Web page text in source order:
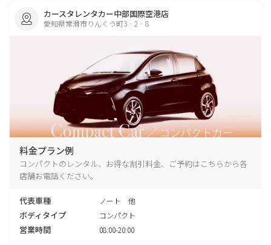
カースタレンタカー中部国際空港店
愛知県常滑市りんくう町3‐2‐8
料金プラン例
コンパクトのレンタル、お得な割引料金、ご予約はこちらから各
店舗お電話ください。
代表車種 ノート 他
ボディタイプ コンパクト
営業時間 08:00-20:00